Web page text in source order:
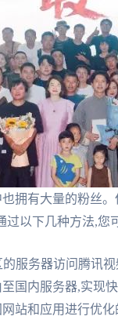
拥有大量的粉丝
以下几种方法,您
服务器访问腾讯视
国内服务器,实现快
站和应用进行优